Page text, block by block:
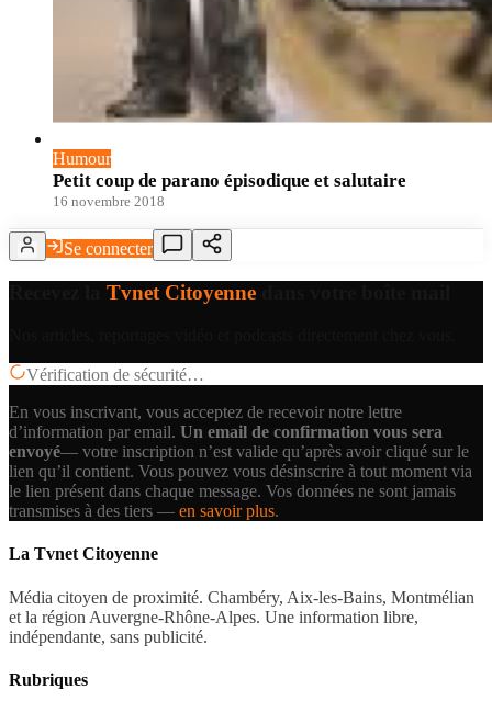
Humour
Petit coup de parano épisodique et salutaire
16 novembre 2018
Se connecter
Tvnet Citoyenne
Vérification de sécurité…
En vous inscrivant, vous acceptez de recevoir notre lettre
d’information par email. Un email de confirmation vous sera
envoyé— votre inscription n’est valide qu’après avoir cliqué sur le
lien qu’il contient. Vous pouvez vous désinscrire à tout moment via
le lien présent dans chaque message. Vos données ne sont jamais
transmises à des tiers — en savoir plus.
La Tvnet Citoyenne
Média citoyen de proximité. Chambéry, Aix-les-Bains, Montmélian
et la région Auvergne-Rhône-Alpes. Une information libre,
indépendante, sans publicité.
Rubriques